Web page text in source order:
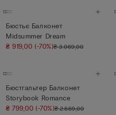
Бюстьє Балконет
Midsummer Dream
₴ 919,00(-70%)₴ 3.069,00
Бюстгальтер Балконет
Storybook Romance
₴ 799,00(-70%)₴ 2.669,00